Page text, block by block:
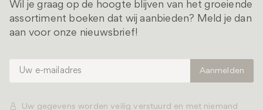
Wil je graag op de hoogte blijven van het groeiende
assortiment boeken dat wij aanbieden? Meld je dan
aan voor onze nieuwsbrief!
Uw gegevens worden veilig verstuurd en met niemand